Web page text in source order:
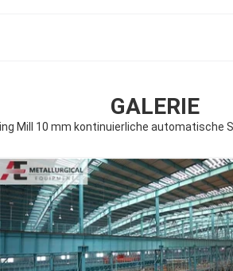
GALERIE
Mill 10 mm kontinuierliche automatische